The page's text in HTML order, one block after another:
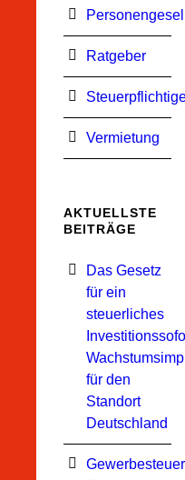
Ratgeber
Vermietung
AKTUELLSTE
BEITRÄGE
Das Gesetz
für ein
steuerliches
für den
Standort
Deutschland